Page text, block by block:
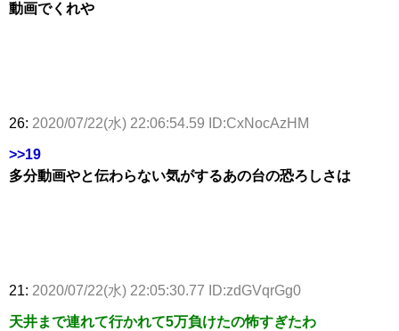
動画でくれや
26: 2020/07/22(水) 22:06:54.59 ID:CxNocAzHM
>>19
多分動画やと伝わらない気がするあの台の恐ろしさは
21: 2020/07/22(水) 22:05:30.77 ID:zdGVqrGg0
天井まで連れて行かれて5万負けたの怖すぎたわ